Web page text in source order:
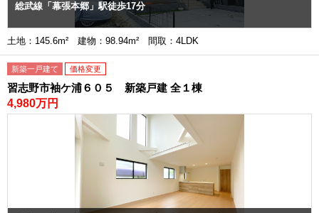
総武線「幕張本郷」駅徒歩17分
土地：145.6m² 建物：98.94m² 間取：4LDK
新築一戸建て 価格変更
習志野市袖ケ浦６０５ 新築戸建 全１棟
4,980万円